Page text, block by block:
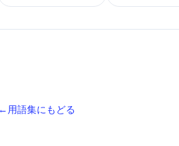
← 用語集にもどる